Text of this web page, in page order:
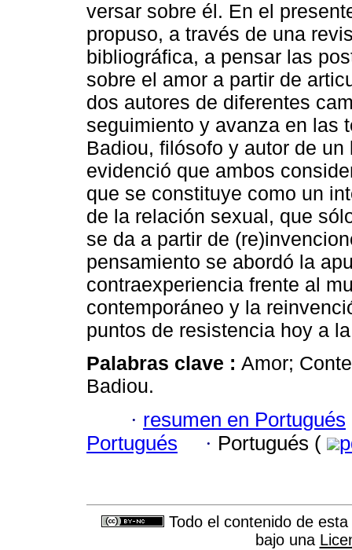
versar sobre él. En el
propuso, a través de una
bibliográfica, a pensar las
sobre el amor a partir de
dos autores de diferentes
seguimiento y avanza en las
Badiou, filósofo y autor de
evidenció que ambos
que se constituye como un
de la relación sexual, que
se da a partir de
pensamiento se abordó la
contraexperiencia frente al
contemporáneo y la
puntos de resistencia hoy a
Palabras clave : Amor;
Badiou.
· resumen en Portugués
Portugués
· Portugués (
Todo el contenido de
bajo una